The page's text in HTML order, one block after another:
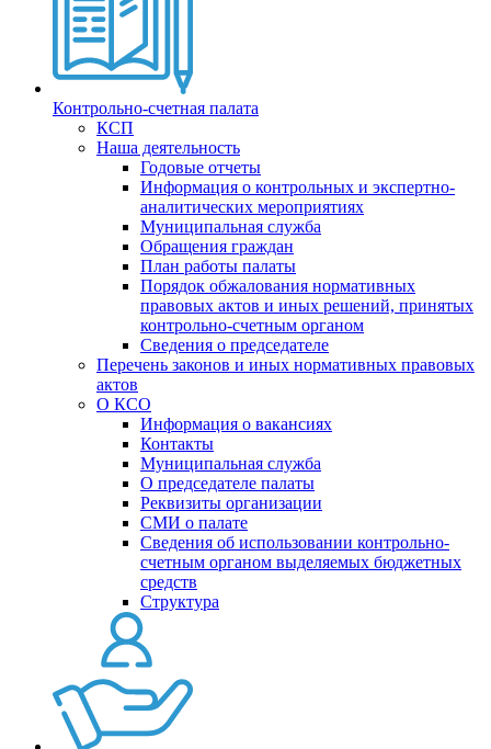
Контрольно-счетная палата
КСП
Наша деятельность
Годовые отчеты
Информация о контрольных и экспертно-
аналитических мероприятиях
Муниципальная служба
Обращения граждан
План работы палаты
Порядок обжалования нормативных
правовых актов и иных решений, принятых
контрольно-счетным органом
Сведения о председателе
Перечень законов и иных нормативных правовых
актов
О КСО
Информация о вакансиях
Контакты
Муниципальная служба
О председателе палаты
Реквизиты организации
СМИ о палате
Сведения об использовании контрольно-
счетным органом выделяемых бюджетных
средств
Структура